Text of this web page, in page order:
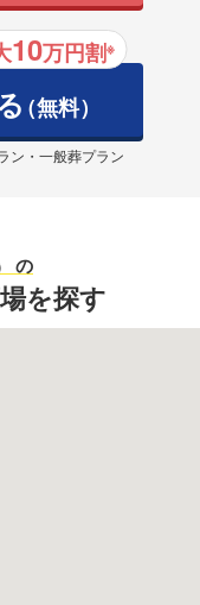
10万円割※
（無料）
ン・一般葬プラン
の
を探す